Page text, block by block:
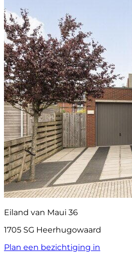
Eiland van Maui 36
1705 SG Heerhugowaard
Plan een bezichtiging in